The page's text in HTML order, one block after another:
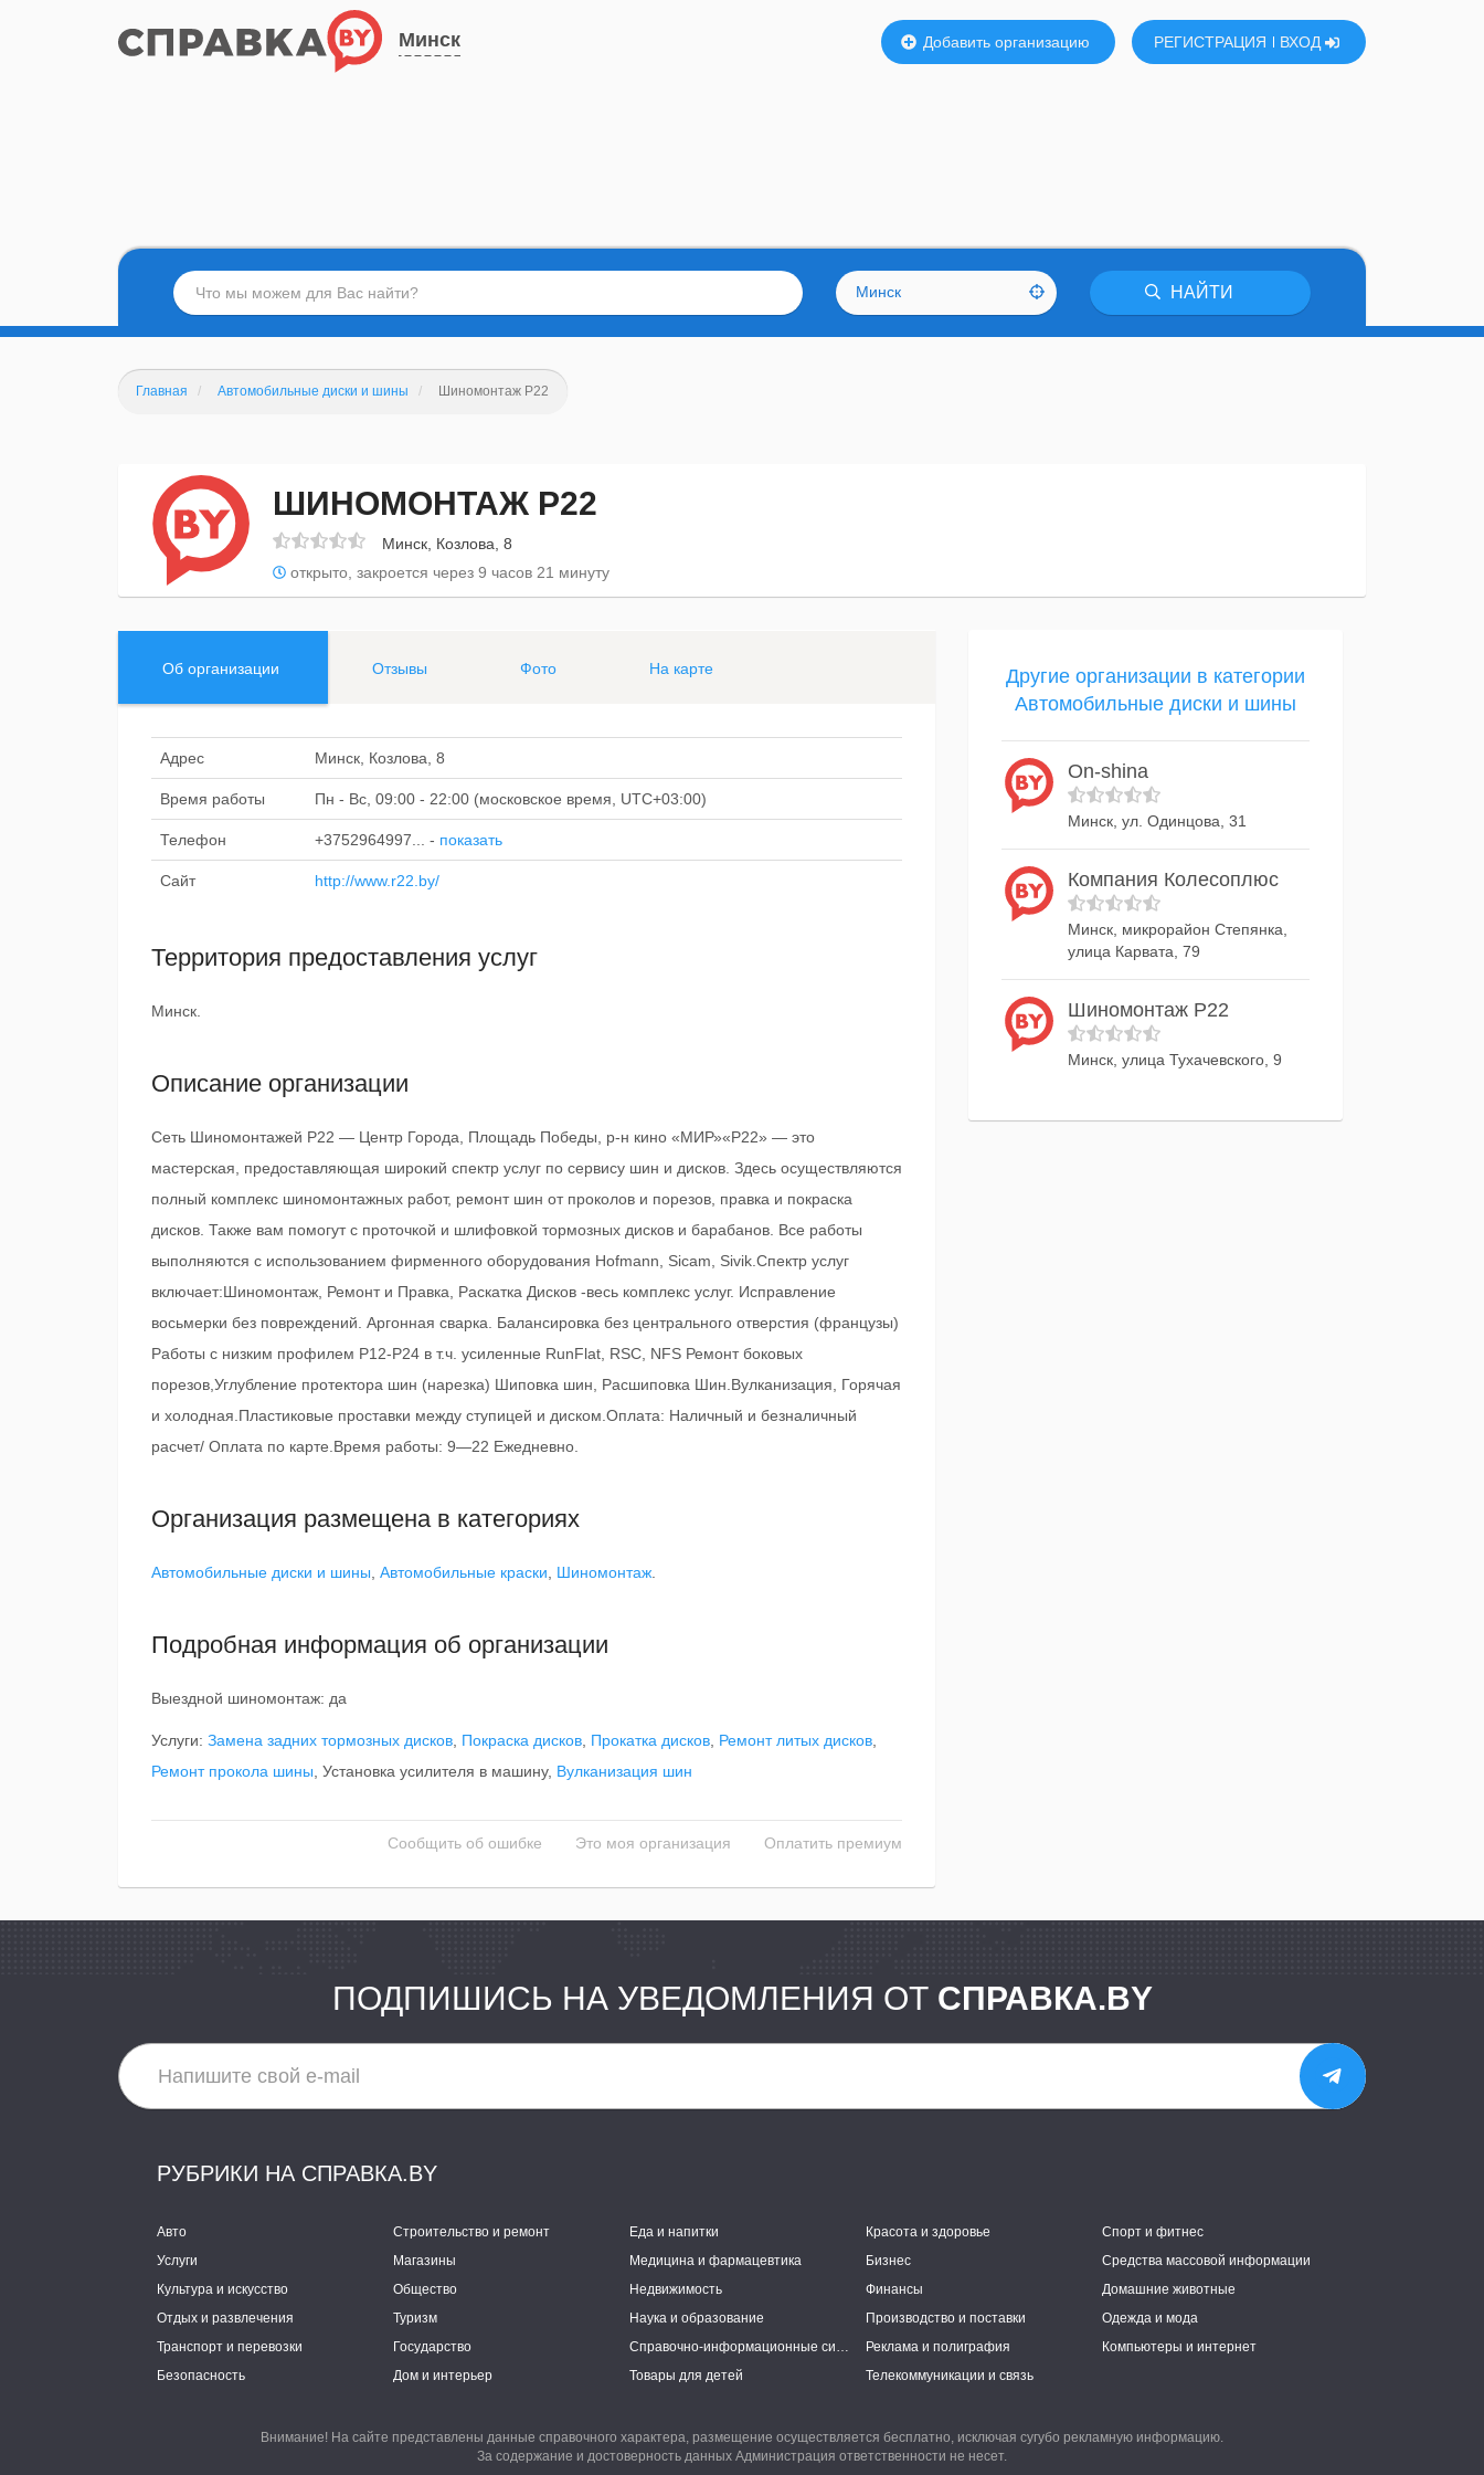
Минск Добавить организацию РЕГИСТРАЦИЯ ВХОД
Минск НАЙТИ
Главная Автомобильные диски и шины Шиномонтаж Р22
ШИНОМОНТАЖ Р22
Минск, Козлова, 8
открыто, закроется через 9 часов 21 минуту
Об организации Отзывы Фото На карте
Адрес Минск, Козлова, 8
Время работы Пн - Вс, 09:00 - 22:00 (московское время, UTC+03:00)
Телефон +3752964997... - показать
Сайт http://www.r22.by/
Территория предоставления услуг
Минск.
Описание организации
Сеть Шиномонтажей Р22 — Центр Города, Площадь Победы, р-н кино «МИР»«Р22» — это
мастерская, предоставляющая широкий спектр услуг по сервису шин и дисков. Здесь осуществляются
полный комплекс шиномонтажных работ, ремонт шин от проколов и порезов, правка и покраска
дисков. Также вам помогут с проточкой и шлифовкой тормозных дисков и барабанов. Все работы
выполняются с использованием фирменного оборудования Hofmann, Sicam, Sivik.Спектр услуг
включает:Шиномонтаж, Ремонт и Правка, Раскатка Дисков -весь комплекс услуг. Исправление
восьмерки без повреждений. Аргонная сварка. Балансировка без центрального отверстия (французы)
Работы с низким профилем Р12-Р24 в т.ч. усиленные RunFlat, RSC, NFS Ремонт боковых
порезов,Углубление протектора шин (нарезка) Шиповка шин, Расшиповка Шин.Вулканизация, Горячая
и холодная.Пластиковые проставки между ступицей и диском.Оплата: Наличный и безналичный
расчет/ Оплата по карте.Время работы: 9—22 Ежедневно.
Организация размещена в категориях
Автомобильные диски и шины Автомобильные краски Шиномонтаж
Подробная информация об организации
Выездной шиномонтаж: да
Услуги: Замена задних тормозных дисков Покраска дисков Прокатка дисков Ремонт литых дисков
Ремонт прокола шины , Установка усилителя в машину, Вулканизация шин
Сообщить об ошибке Это моя организация Оплатить премиум
Другие организации в категории
Автомобильные диски и шины
On-shina
Минск, ул. Одинцова, 31
Компания Колесоплюс
Минск, микрорайон Степянка,
улица Карвата, 79
Шиномонтаж Р22
Минск, улица Тухачевского, 9
ПОДПИШИСЬ НА УВЕДОМЛЕНИЯ ОТ СПРАВКА.BY
РУБРИКИ НА СПРАВКА.BY
Авто Строительство и ремонт Еда и напитки Красота и здоровье
Спорт и фитнес
Услуги
Магазины Медицина и фармацевтика Бизнес
Средства массовой информации
Культура и искусство
Общество Недвижимость Финансы
Домашние животные
Отдых и развлечения
Туризм Наука и образование Производство и поставки
Одежда и мода
Транспорт и перевозки
Государство Справочно-информационные системы Реклама и полиграфия
Компьютеры и интернет
Безопасность
Дом и интерьер Товары для детей Телекоммуникации и связь
Внимание! На сайте представлены данные справочного характера, размещение осуществляется бесплатно, исключая сугубо рекламную информацию.
За содержание и достоверность данных Администрация ответственности не несет.